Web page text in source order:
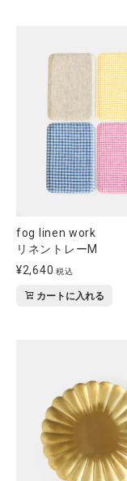
fog linen work
リネントレーM
¥2,640 税込
カートに入れる